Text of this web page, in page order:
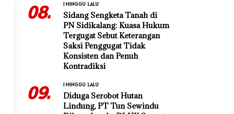
08. 1 MINGGU LALU
Sidang Sengketa Tanah di
PN Sidikalang: Kuasa Hukum
Tergugat Sebut Keterangan
Saksi Penggugat Tidak
Konsisten dan Penuh
Kontradiksi
09. 1 MINGGU LALU
Diduga Serobot Hutan
Lindung, PT Tun Sewindu